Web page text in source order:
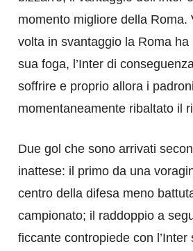
momento migliore della Roma.
volta in svantaggio la Roma ha
sua foga, l’Inter di
soffrire e proprio allora i
momentaneamente ribaltato il
Due gol che sono arrivati
inattese: il primo da una
centro della difesa meno
campionato; il raddoppio a
ficcante contropiede con l’Inter